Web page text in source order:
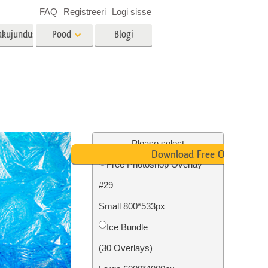
Fotode taastamine
Pood
videoülekatted
Blogi
FAQ Registreeri Logi sisse
Please select
Free Photoshop Overlay
#29
Small 800*533px
Ice Bundle
(30 Overlays)
Download Free Overlay